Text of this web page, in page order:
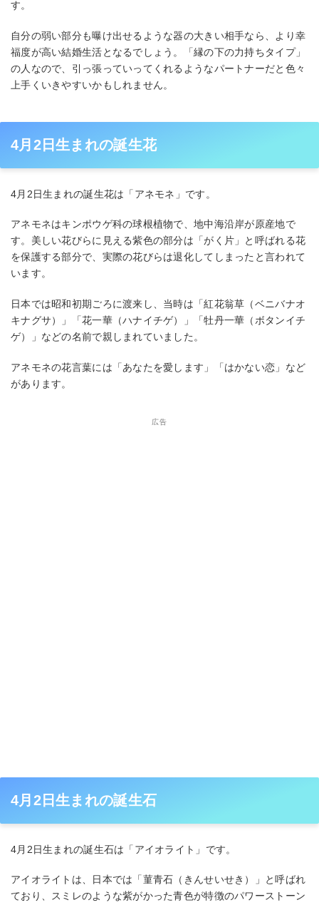
す。
自分の弱い部分も曝け出せるような器の大きい相手なら、より幸
福度が高い結婚生活となるでしょう。「縁の下の力持ちタイプ」
の人なので、引っ張っていってくれるようなパートナーだと色々
上手くいきやすいかもしれません。
4月2日生まれの誕生花
4月2日生まれの誕生花は「アネモネ」です。
アネモネはキンポウゲ科の球根植物で、地中海沿岸が原産地で
す。美しい花びらに見える紫色の部分は「がく片」と呼ばれる花
を保護する部分で、実際の花びらは退化してしまったと言われて
います。
日本では昭和初期ごろに渡来し、当時は「紅花翁草（ベニバナオ
キナグサ）」「花一華（ハナイチゲ）」「牡丹一華（ボタンイチ
ゲ）」などの名前で親しまれていました。
アネモネの花言葉には「あなたを愛します」「はかない恋」など
があります。
広告
4月2日生まれの誕生石
4月2日生まれの誕生石は「アイオライト」です。
アイオライトは、日本では「菫青石（きんせいせき）」と呼ばれ
ており、スミレのような紫がかった青色が特徴のパワーストーン